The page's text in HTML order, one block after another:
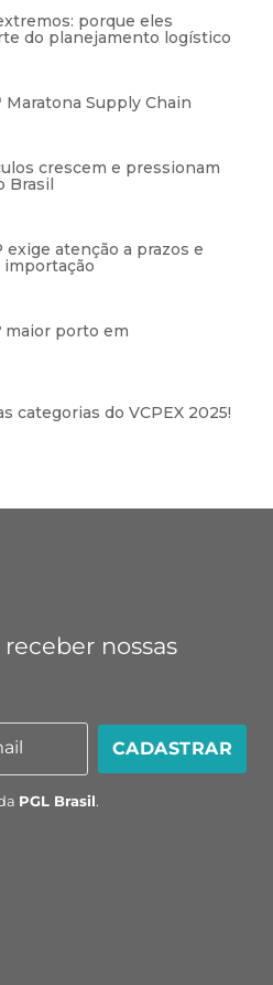
porque eles
do planejamento logístico
Maratona Supply Chain
crescem e pressionam
Brasil
exige atenção a prazos e
maior porto em
categorias do VCPEX 2025!
nossas
CADASTRAR
PGL Brasil.